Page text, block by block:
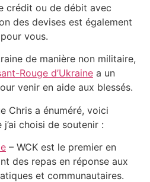
crédit ou de débit avec
des devises est également
vous.
de manière non militaire,
Rouge d’Ukraine a un
venir en aide aux blessés.
Chris a énuméré, voici
choisi de soutenir :
– WCK est le premier en
des repas en réponse aux
et communautaires.